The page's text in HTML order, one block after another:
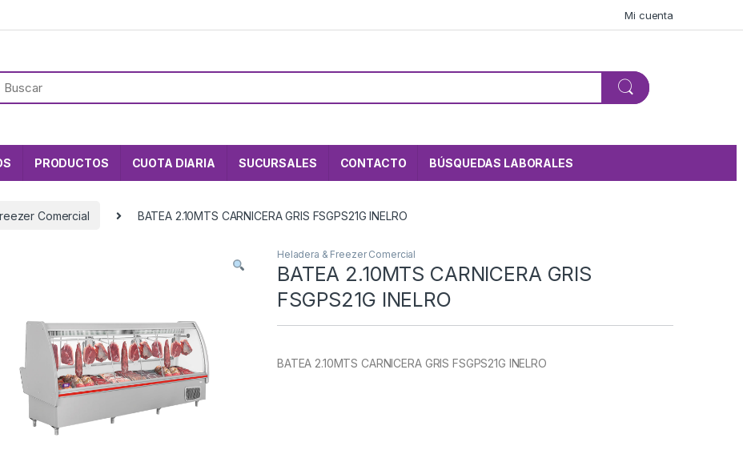
Mi cuenta
PRODUCTOS CUOTA DIARIA SUCURSALES CONTACTO BÚSQUEDAS LABORALES
Comercial BATEA 2.10MTS CARNICERA GRIS FSGPS21G INELRO
Heladera & Freezer Comercial
BATEA 2.10MTS CARNICERA GRIS
FSGPS21G INELRO
BATEA 2.10MTS CARNICERA GRIS FSGPS21G INELRO